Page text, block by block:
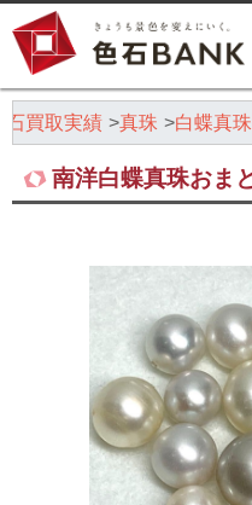
石買取実績 真珠 白蝶真珠
南洋白蝶真珠おま